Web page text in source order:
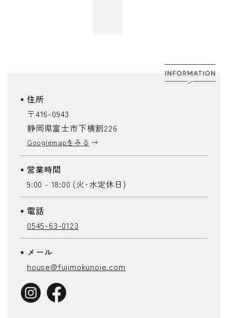
住所
〒416-0943
静岡県富士市下横割226
Googlemapをみる
営業時間
9:00 - 18:00 (火･水定休日)
電話
0545-63-0123
メール
house@fujimokunoie.com